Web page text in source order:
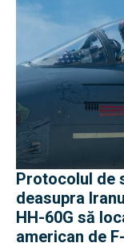
Protocolul de
deasupra
HH-60G să
american de